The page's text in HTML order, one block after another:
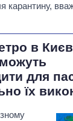
карантину,
в
для
їх